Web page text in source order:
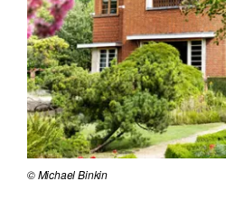
© Michael Binkin